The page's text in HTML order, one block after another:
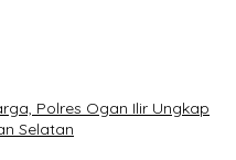
Polres Ogan Ilir Ungkap
Selatan